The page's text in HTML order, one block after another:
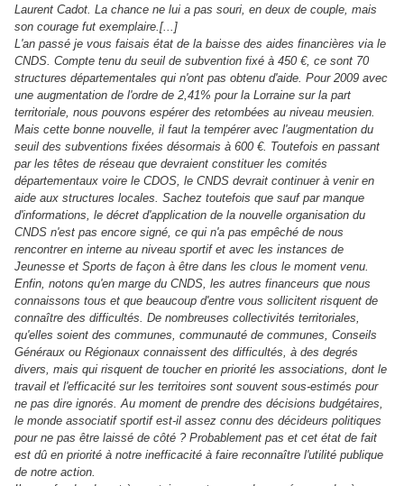
Laurent Cadot. La chance ne lui a pas souri, en deux de couple, mais
son courage fut exemplaire.[...]
L'an passé je vous faisais état de la baisse des aides financières via le
CNDS. Compte tenu du seuil de subvention fixé à 450 €, ce sont 70
structures départementales qui n'ont pas obtenu d'aide. Pour 2009 avec
une augmentation de l'ordre de 2,41% pour la Lorraine sur la part
territoriale, nous pouvons espérer des retombées au niveau meusien.
Mais cette bonne nouvelle, il faut la tempérer avec l'augmentation du
seuil des subventions fixées désormais à 600 €. Toutefois en passant
par les têtes de réseau que devraient constituer les comités
départementaux voire le CDOS, le CNDS devrait continuer à venir en
aide aux structures locales. Sachez toutefois que sauf par manque
d'informations, le décret d'application de la nouvelle organisation du
CNDS n'est pas encore signé, ce qui n'a pas empêché de nous
rencontrer en interne au niveau sportif et avec les instances de
Jeunesse et Sports de façon à être dans les clous le moment venu.
Enfin, notons qu'en marge du CNDS, les autres financeurs que nous
connaissons tous et que beaucoup d'entre vous sollicitent risquent de
connaître des difficultés. De nombreuses collectivités territoriales,
qu'elles soient des communes, communauté de communes, Conseils
Généraux ou Régionaux connaissent des difficultés, à des degrés
divers, mais qui risquent de toucher en priorité les associations, dont le
travail et l'efficacité sur les territoires sont souvent sous-estimés pour
ne pas dire ignorés. Au moment de prendre des décisions budgétaires,
le monde associatif sportif est-il assez connu des décideurs politiques
pour ne pas être laissé de côté ? Probablement pas et cet état de fait
est dû en priorité à notre inefficacité à faire reconnaître l'utilité publique
de notre action.